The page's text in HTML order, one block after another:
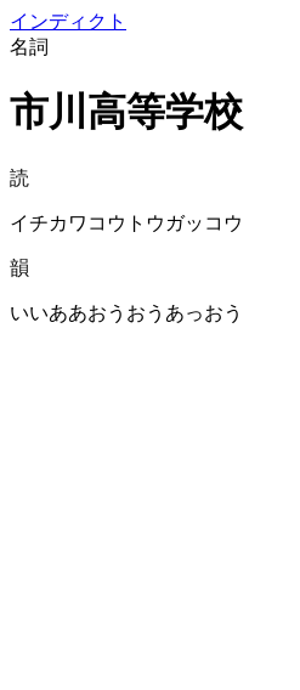
インディクト
名詞
市川高等学校
読
イチカワコウトウガッコウ
韻
いいああおうおうあっおう